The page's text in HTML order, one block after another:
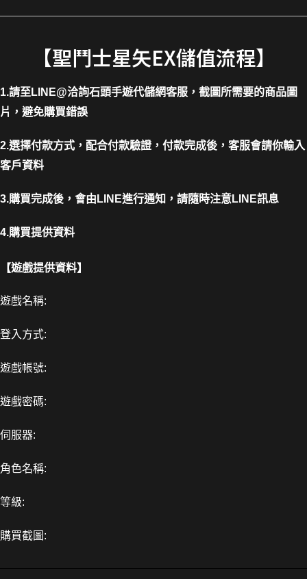
【聖鬥士星矢EX儲值流程】
1.請至LINE@洽詢石頭手遊代儲網客服，截圖所需要的商品圖
片，避免購買錯誤
2.選擇付款方式，配合付款驗證，付款完成後，客服會請你輸入
客戶資料
3.購買完成後，會由LINE進行通知，請隨時注意LINE訊息
4.購買提供資料
【遊戲提供資料】
遊戲名稱:
登入方式:
遊戲帳號:
遊戲密碼:
伺服器:
角色名稱:
等級:
購買截圖: